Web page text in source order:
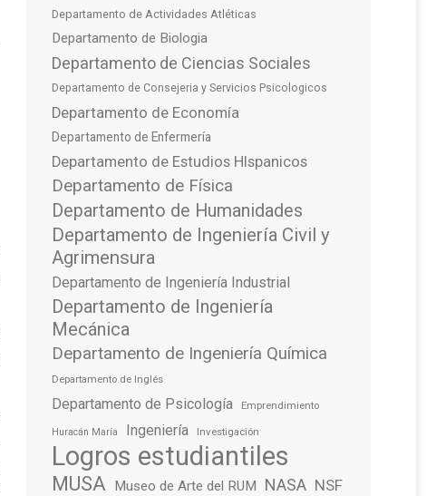
Departamento de Actividades Atléticas
Departamento de Biologia
Departamento de Ciencias Sociales
Departamento de Consejeria y Servicios Psicologicos
Departamento de Economía
Departamento de Enfermería
Departamento de Estudios HIspanicos
Departamento de Física
Departamento de Humanidades
Departamento de Ingeniería Civil y
Agrimensura
Departamento de Ingeniería Industrial
Departamento de Ingeniería
Mecánica
Departamento de Ingeniería Química
Departamento de Inglés
Departamento de Psicología Emprendimiento
Huracán María Ingeniería Investigación
Logros estudiantiles
MUSA Museo de Arte del RUM NASA NSF